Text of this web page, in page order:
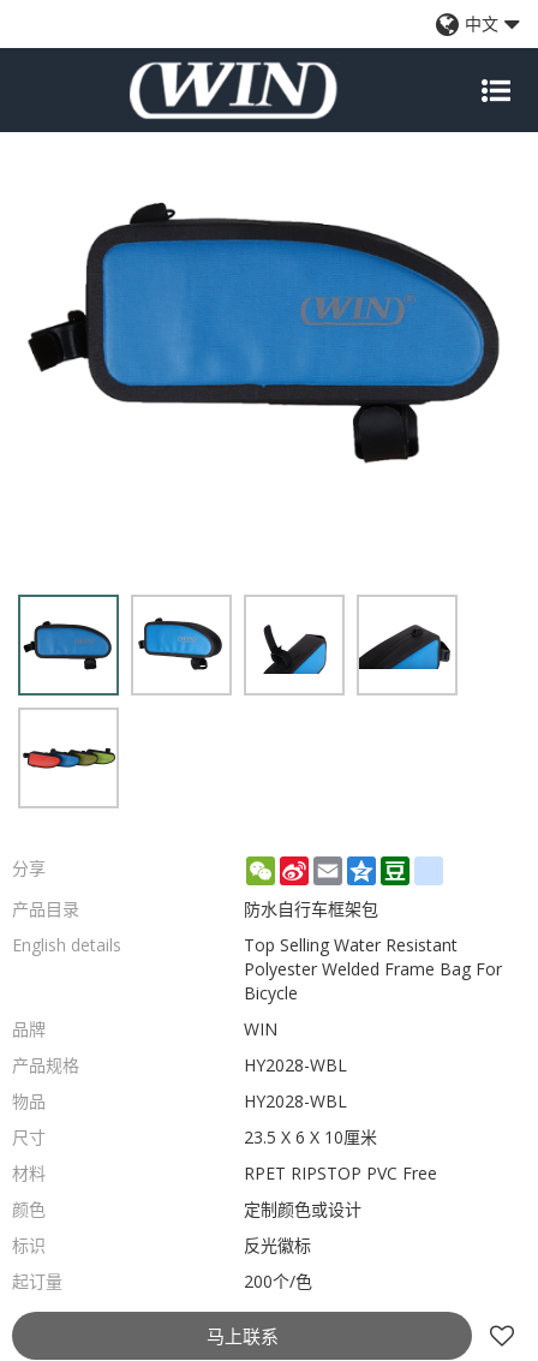
中文
分享 WeChat
Sina
Weibo
EmailQzoneDoubanrenren
产品目录
防水自行车框架包
English details
Top Selling Water Resistant
Polyester Welded Frame Bag For
Bicycle
品牌
WIN
产品规格
HY2028-WBL
物品
HY2028-WBL
尺寸
23.5 X 6 X 10厘米
材料
RPET RIPSTOP PVC Free
颜色
定制颜色或设计
标识
反光徽标
起订量
200个/色
马上联系